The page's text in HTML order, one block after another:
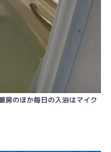
のほか毎日の入浴はマイク